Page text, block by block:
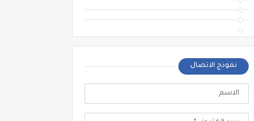
نموذج الاتصال